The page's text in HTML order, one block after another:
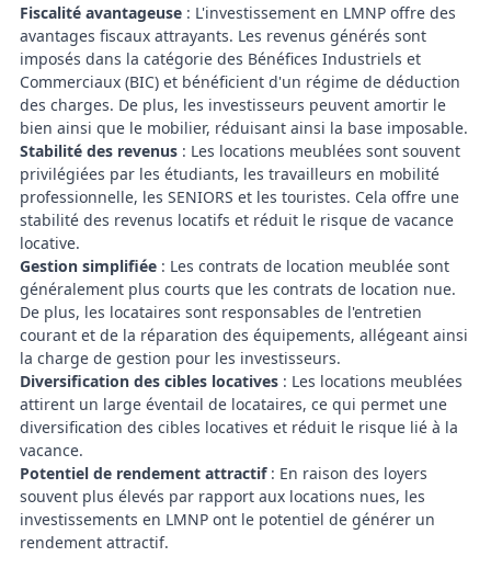
Fiscalité avantageuse : L'investissement en LMNP offre des
avantages fiscaux attrayants. Les revenus générés sont
imposés dans la catégorie des Bénéfices Industriels et
Commerciaux (BIC) et bénéficient d'un régime de déduction
des charges. De plus, les investisseurs peuvent amortir le
bien ainsi que le mobilier, réduisant ainsi la base imposable.
Stabilité des revenus : Les locations meublées sont souvent
privilégiées par les étudiants, les travailleurs en mobilité
professionnelle, les SENIORS et les touristes. Cela offre une
stabilité des revenus locatifs et réduit le risque de vacance
locative.
Gestion simplifiée : Les contrats de location meublée sont
généralement plus courts que les contrats de location nue.
De plus, les locataires sont responsables de l'entretien
courant et de la réparation des équipements, allégeant ainsi
la charge de gestion pour les investisseurs.
Diversification des cibles locatives : Les locations meublées
attirent un large éventail de locataires, ce qui permet une
diversification des cibles locatives et réduit le risque lié à la
vacance.
Potentiel de rendement attractif: En raison des loyers
souvent plus élevés par rapport aux locations nues, les
investissements en LMNP ont le potentiel de générer un
rendement attractif.